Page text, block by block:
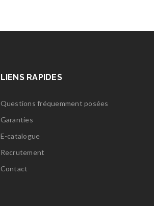
LIENS RAPIDES
Questions fréquemment posées
Garanties
E-catalogue
Recrutement
Contact